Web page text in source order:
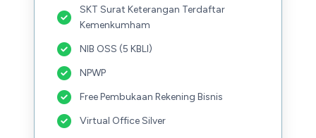
SKT Surat Keterangan Terdaftar
Kemenkumham
NIB OSS (5 KBLI)
NPWP
Free Pembukaan Rekening Bisnis
Virtual Office Silver